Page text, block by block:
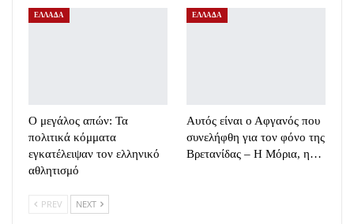
ΕΛΛΑΔΑ
Ο μεγάλος απών: Τα
πολιτικά κόμματα
εγκατέλειψαν τον ελληνικό
αθλητισμό
ΕΛΛΑΔΑ
Αυτός είναι ο Αφγανός που
συνελήφθη για τον φόνο της
Βρετανίδας – Η Μόρια, η…
PREV NEXT